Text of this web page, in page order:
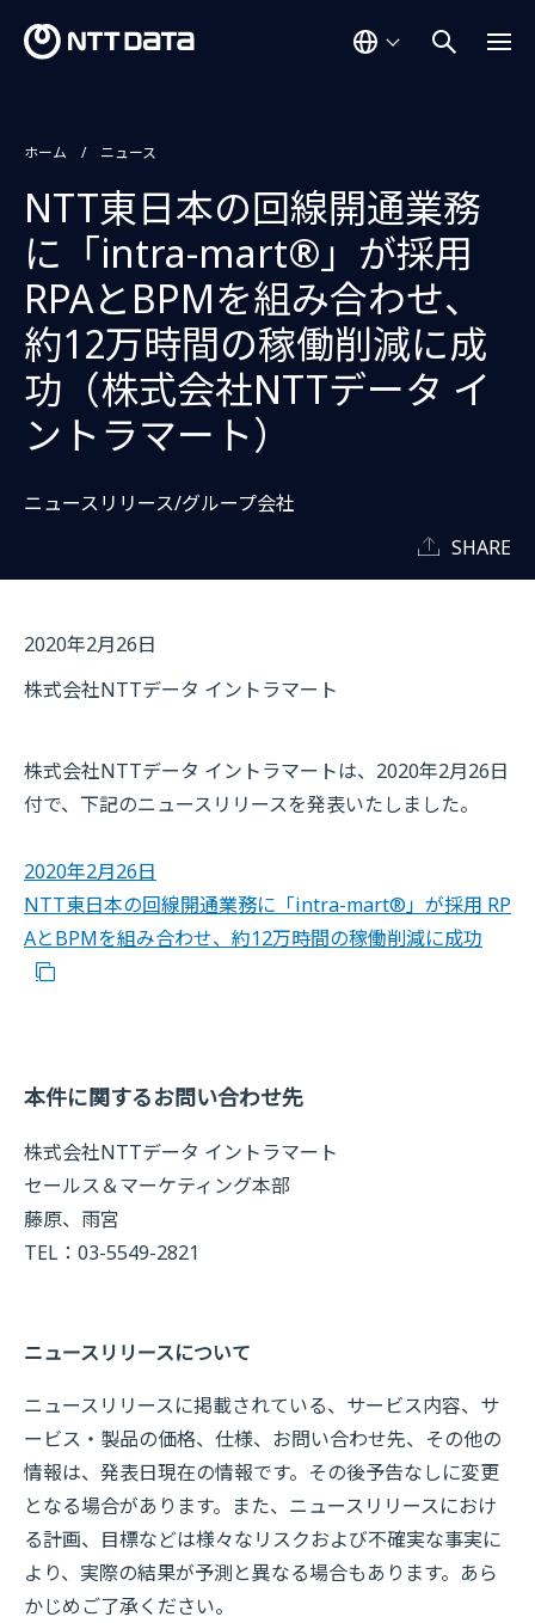
ホーム ニュース
NTT東日本の回線開通業務
に「intra-mart®」が採用
RPAとBPMを組み合わせ、
約12万時間の稼働削減に成
功（株式会社NTTデータ イ
ントラマート）
ニュースリリース/グループ会社
SHARE
2020年2月26日
株式会社NTTデータ イントラマート
株式会社NTTデータ イントラマートは、2020年2月26日
付で、下記のニュースリリースを発表いたしました。
2020年2月26日
NTT東日本の回線開通業務に「intra-mart®」が採用 RP
AとBPMを組み合わせ、約12万時間の稼働削減に成功
本件に関するお問い合わせ先
株式会社NTTデータ イントラマート
セールス＆マーケティング本部
藤原、雨宮
TEL：03-5549-2821
ニュースリリースについて
ニュースリリースに掲載されている、サービス内容、サ
ービス・製品の価格、仕様、お問い合わせ先、その他の
情報は、発表日現在の情報です。その後予告なしに変更
となる場合があります。また、ニュースリリースにおけ
る計画、目標などは様々なリスクおよび不確実な事実に
より、実際の結果が予測と異なる場合もあります。あら
かじめご了承ください。